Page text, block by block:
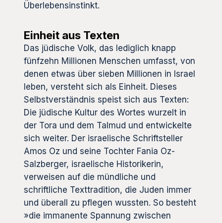
Überlebensinstinkt.
Einheit aus Texten
Das jüdische Volk, das lediglich knapp
fünfzehn Millionen Menschen umfasst, von
denen etwas über sieben Millionen in Israel
leben, versteht sich als Einheit. Dieses
Selbstverständnis speist sich aus Texten:
Die jüdische Kultur des Wortes wurzelt in
der Tora und dem Talmud und entwickelte
sich weiter. Der israelische Schriftsteller
Amos Oz und seine Tochter Fania Oz-
Salzberger, israelische Historikerin,
verweisen auf die mündliche und
schriftliche Texttradition, die Juden immer
und überall zu pflegen wussten. So besteht
»die immanente Spannung zwischen